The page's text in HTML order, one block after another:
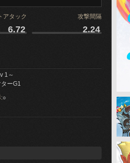
アタック 攻撃間隔
6.72 2.24
1～
ーG1
○